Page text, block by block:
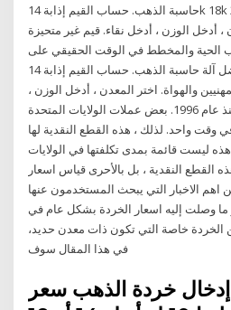
حاسبة الذهب. حساب القيم إذابة 14k 18k 22k مع الخصومات الخاصة بك.
، أدخل الوزن ، أدخل نقاء. قيم غير متحيزة
الذهب الحية والمخطط في الوقت الحقيقي على
الشاشة! أفضل آلة حاسبة الذهب. حساب القيم إذابة 14k 18k 22k مع
والهواة. اختر المعدن ، أدخل الوزن ،
أدخل نقاء. قيم غير متحيزة منذ عام 1996. بعض عملات الولايات المتحدة
واحد. لذلك ، هذه القطع النقدية لها
هذه ليست قائمة بمدى تكلفتها في الولايات
القطع النقدية ، بل بالأحرى قياس اسعار
الاخبار التي يبحث المستخدمون عنها
ما وصلت إليه اسعار الخردة بشكل عام في
الخردة خاصة التي تكون ذات معدن حديد،
في هذا المقال سوف
خردة الذهب سعر